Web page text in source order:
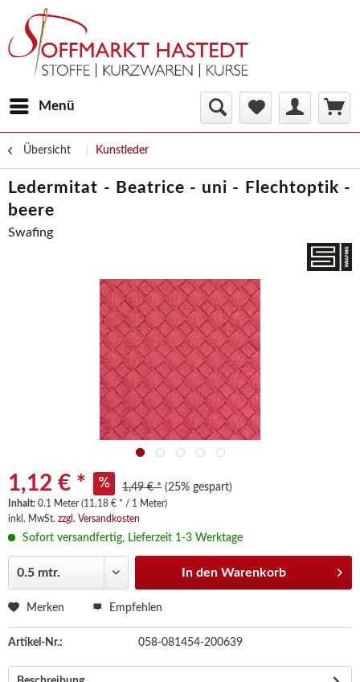
Menü
Übersicht Kunstleder
Ledermitat - Beatrice - uni - Flechtoptik -
beere
Swafing
1,12 € * 1,49 € * (25% gespart)
Inhalt: 0.1 Meter (11,18 € * / 1 Meter)
inkl. MwSt. zzgl. Versandkosten
Sofort versandfertig, Lieferzeit 1-3 Werktage
In den Warenkorb
Merken Empfehlen
Artikel-Nr.: 058-081454-200639